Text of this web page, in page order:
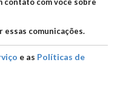
essas comunicações.
e as Políticas de